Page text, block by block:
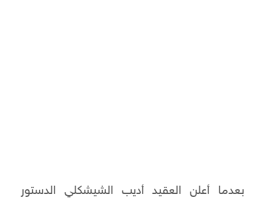
بعدما أعلن العقيد أديب الشيشكلي الدستور